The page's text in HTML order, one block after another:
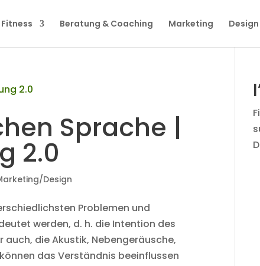
Fitness Beratung & Coaching Marketing Design
Sprache |
2.0
Design
Problemen und
werden, d. h. die Intention des
die Akustik, Nebengeräusche,
das Verständnis beeinflussen